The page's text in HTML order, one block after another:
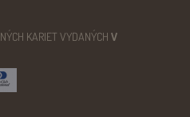
KARIET VYDANÝCH V